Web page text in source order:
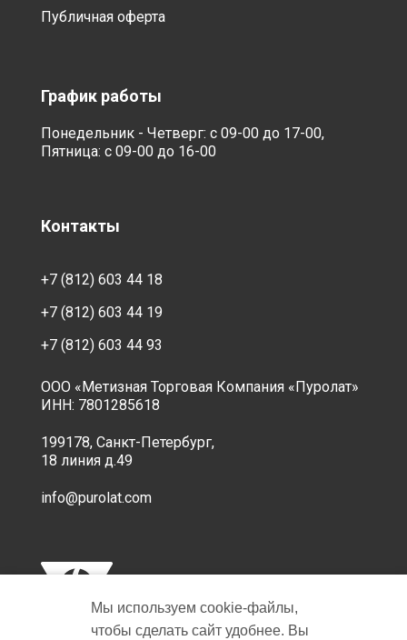
Публичная оферта
График работы
Понедельник - Четверг: с 09-00 до 17-00,
Пятница: с 09-00 до 16-00
Контакты
+7 (812) 603 44 18
+7 (812) 603 44 19
+7 (812) 603 44 93
ООО «Метизная Торговая Компания «Пуролат»
ИНН: 7801285618
199178, Санкт-Петербург,
18 линия д.49
info@purolat.com
Мы используем cookie‑файлы,
чтобы сделать сайт удобнее. Вы